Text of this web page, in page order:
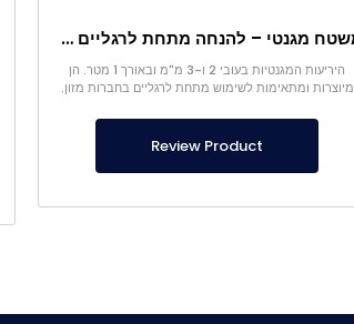
משטח מגנטי – להנחה מתחת לרגליים – בטוח למזון
היריעות המגנטיות בעובי 2 ו-3 מ"מ ובאורך 1 מטר. הן
מיוצרות ומתאימות לשימוש מתחת לרגליים בחברות מזון.
Review Product